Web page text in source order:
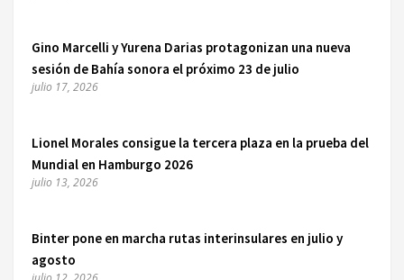
Gino Marcelli y Yurena Darias protagonizan una nueva
sesión de Bahía sonora el próximo 23 de julio
julio 17, 2026
Lionel Morales consigue la tercera plaza en la prueba del
Mundial en Hamburgo 2026
julio 13, 2026
Binter pone en marcha rutas interinsulares en julio y
agosto